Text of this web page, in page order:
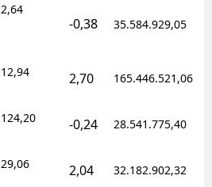
Elazığ
Eskişehir
2,64
-0,38 35.584.929,05
12,94 2,70 165.446.521,06
124,20 -0,24 28.541.775,40
29,06 2,04 32.182.902,32